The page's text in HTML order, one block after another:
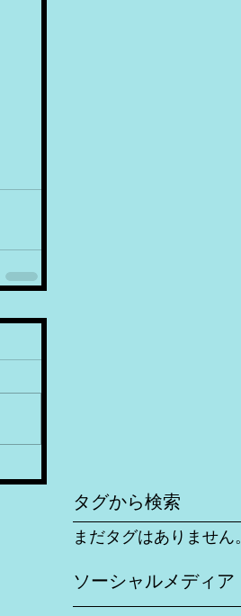
タグから検索
まだタグはありません。
ソーシャルメディア